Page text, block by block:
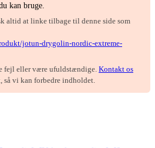
kan bruge.
altid at linke tilbage til denne side som
jotun-drygolin-nordic-extreme-
fejl eller være ufuldstændige. Kontakt os
så vi kan forbedre indholdet.